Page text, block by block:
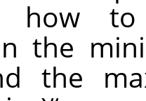
how
the
the